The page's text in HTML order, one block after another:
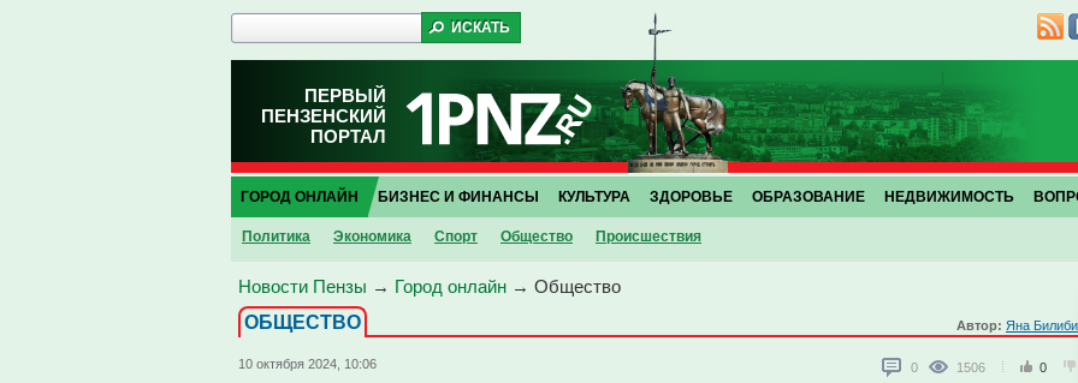
ПЕРВЫЙ
ПЕНЗЕНСКИЙ
ПОРТАЛ
ГОРОД ОНЛАЙН
Политика Экономика Спорт Общество Проиcшествия
БИЗНЕС И ФИНАНСЫ КУЛЬТУРА ЗДОРОВЬЕ ОБРАЗОВАНИЕ НЕДВИЖИМОСТЬ
Новости Пензы → Город онлайн → Общество
ОБЩЕСТВО
Автор: Яна
10 октября 2024, 10:06 0 1506 0